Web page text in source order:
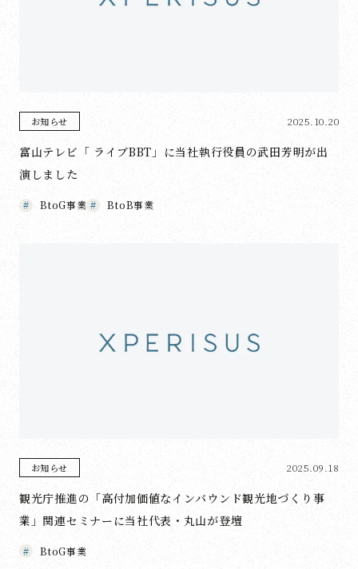
お知らせ 2025.10.20
富山テレビ「 ライブBBT」に当社執行役員の武田芳明が出
演しました
BtoG事業 BtoB事業
お知らせ 2025.09.18
観光庁推進の「高付加価値なインバウンド観光地づくり事
業」関連セミナーに当社代表・丸山が登壇
BtoG事業